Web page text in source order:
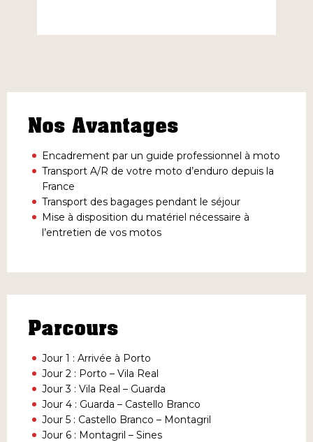
Nos Avantages
Encadrement par un guide professionnel à moto
Transport A/R de votre moto d’enduro depuis la
France
Transport des bagages pendant le séjour
Mise à disposition du matériel nécessaire à
l’entretien de vos motos
Parcours
Jour 1 : Arrivée à Porto
Jour 2 : Porto – Vila Real
Jour 3 : Vila Real – Guarda
Jour 4 : Guarda – Castello Branco
Jour 5 : Castello Branco – Montagril
Jour 6 : Montagril – Sines